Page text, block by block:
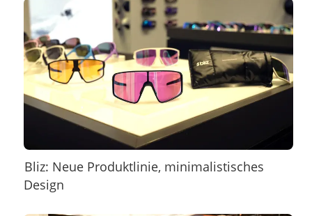
Bliz: Neue Produktlinie, minimalistisches
Design